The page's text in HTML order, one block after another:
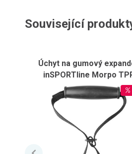
Související
Úchyt na gumový
inSPORTline Morpo